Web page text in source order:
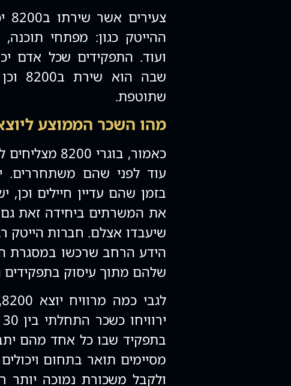
ההייטק כגון: מפתחי תוכנה,
ועוד. התפקידים שכל אדם
שתוטפת.
מהו השכר הממוצע ליוצאי
כאמור,
עוד לפני שהם משתחררים.
בזמן שהם עדיין חיילים וכן,
את המשרתים ביחידה זאת
הידע הרחב שרכשו במסגרת
שלהם מתוך עיסוק בתפקידים
בתפקיד שבו כל אחד מהם
מסיימים תואר בתחום